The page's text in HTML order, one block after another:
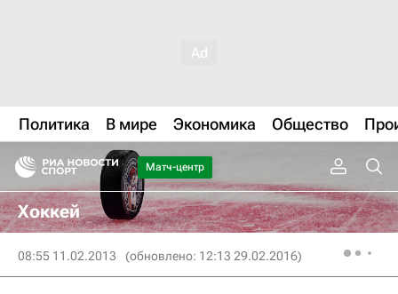
Политика В мире Экономика Общество
Матч-центр
Хоккей
08:55 11.02.2013 (обновлено: 12:13 29.02.2016)